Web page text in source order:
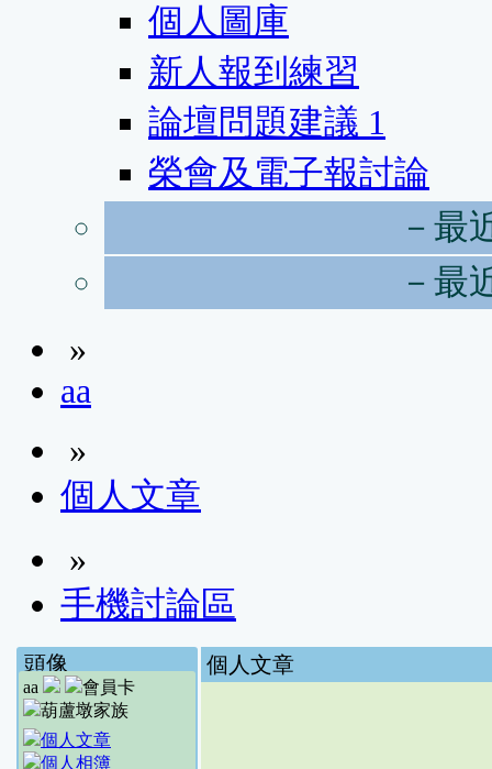
個人圖庫
新人報到練習
論壇問題建議 1
榮會及電子報討論
－最
－最
»
aa
»
個人文章
»
手機討論區
頭像
aa
個人文章